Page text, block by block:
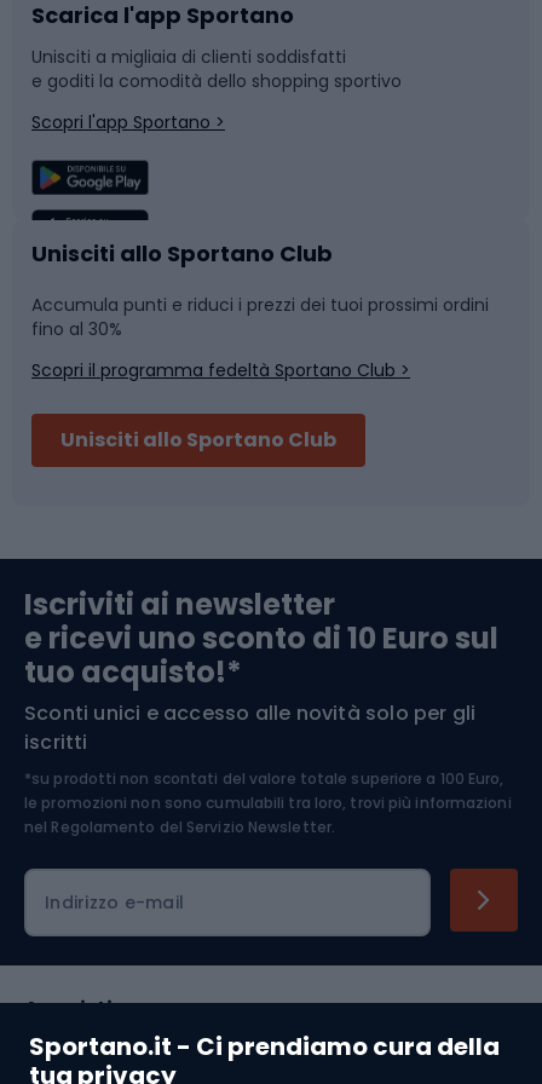
Sportano.it - Ci prendiamo cura della
tua privacy
Bushcraft
Corsa
Sport di squadra
Caschi da ciclismo
Skitouring
Abbigliamento da escursionismo
Slitte e slittini
Snowboard
Camminata nordica
Nuoto
Pattinaggio
Componenti per biciclette
Arrampicata
Medicina dello sport
Abbigliamento ciclistico
Scarica l'app Sportano
Unisciti a migliaia di clienti soddisfatti
e goditi la comodità dello shopping sportivo
Scopri l'app Sportano >
Unisciti allo Sportano Club
Accumula punti e riduci i prezzi dei tuoi prossimi ordini
fino al 30%
Scopri il programma fedeltà Sportano Club >
Unisciti allo Sportano Club
Iscriviti ai newsletter
e ricevi uno sconto di 10 Euro sul
tuo acquisto!*
Sconti unici e accesso alle novità solo per gli
iscritti
*su prodotti non scontati del valore totale superiore a 100 Euro,
le promozioni non sono cumulabili tra loro, trovi più informazioni
nel Regolamento del Servizio Newsletter.
Indirizzo e-mail
Acquisti
Servizio clienti